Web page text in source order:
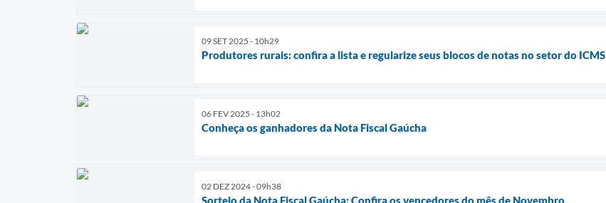
09 SET 2025 - 10h29
Produtores rurais: confira a lista e regularize seus blocos de notas no setor do ICMS
06 FEV 2025 - 13h02
Conheça os ganhadores da Nota Fiscal Gaúcha
02 DEZ 2024 - 09h38
Sorteio da Nota Fiscal Gaúcha: Confira os vencedores do mês de Novembro